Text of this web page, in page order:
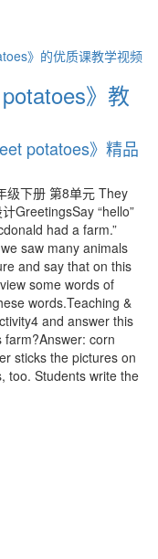
》的优质课教学视频
》教
potatoes》精品
级下册 第8单元 They
GreetingsSay “hello”
had a farm.”
saw many animals
and say that on this
some words of
words.Teaching &
and answer this
corn
sticks the pictures on
too. Students write the